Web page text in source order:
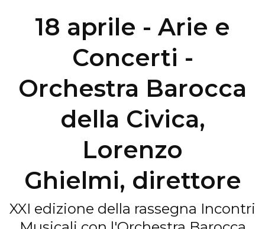
18 aprile - Arie e
Concerti -
Orchestra Barocca
della Civica,
Lorenzo
Ghielmi, direttore
XXI edizione della rassegna Incontri